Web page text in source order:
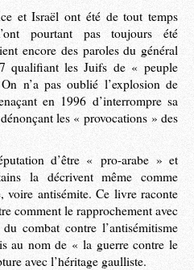
et Israël ont été de tout temps
pourtant pas toujours été
encore des paroles du général
qualifiant les Juifs de « peuple
n’a pas oublié l’explosion de
en 1996 d’interrompre sa
les « provocations » des
d’être « pro-arabe » et
la décrivent même comme
voire antisémite. Ce livre raconte
comment le rapprochement avec
combat contre l’antisémitisme
au nom de « la guerre contre le
avec l’héritage gaulliste.